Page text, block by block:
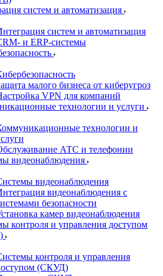
систем и автоматизация
систем и автоматизация
и ERP-системы
малого бизнеса от киберугроз
VPN для компаний
технологии и услуги
технологии и
АТС и телефонии
видеонаблюдения
видеонаблюдения
видеонаблюдения с
безопасности
камер видеонаблюдения
контроля и управления доступом
контроля и управления
(СКУД)